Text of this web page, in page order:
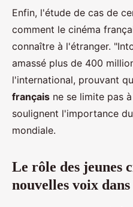
Enfin, l'étude de cas de
comment le cinéma
connaître à l'étranger.
amassé plus de 400
l'international, prouvant
français ne se limite pas
soulignent l'importance
mondiale.
Le rôle des jeunes
nouvelles voix